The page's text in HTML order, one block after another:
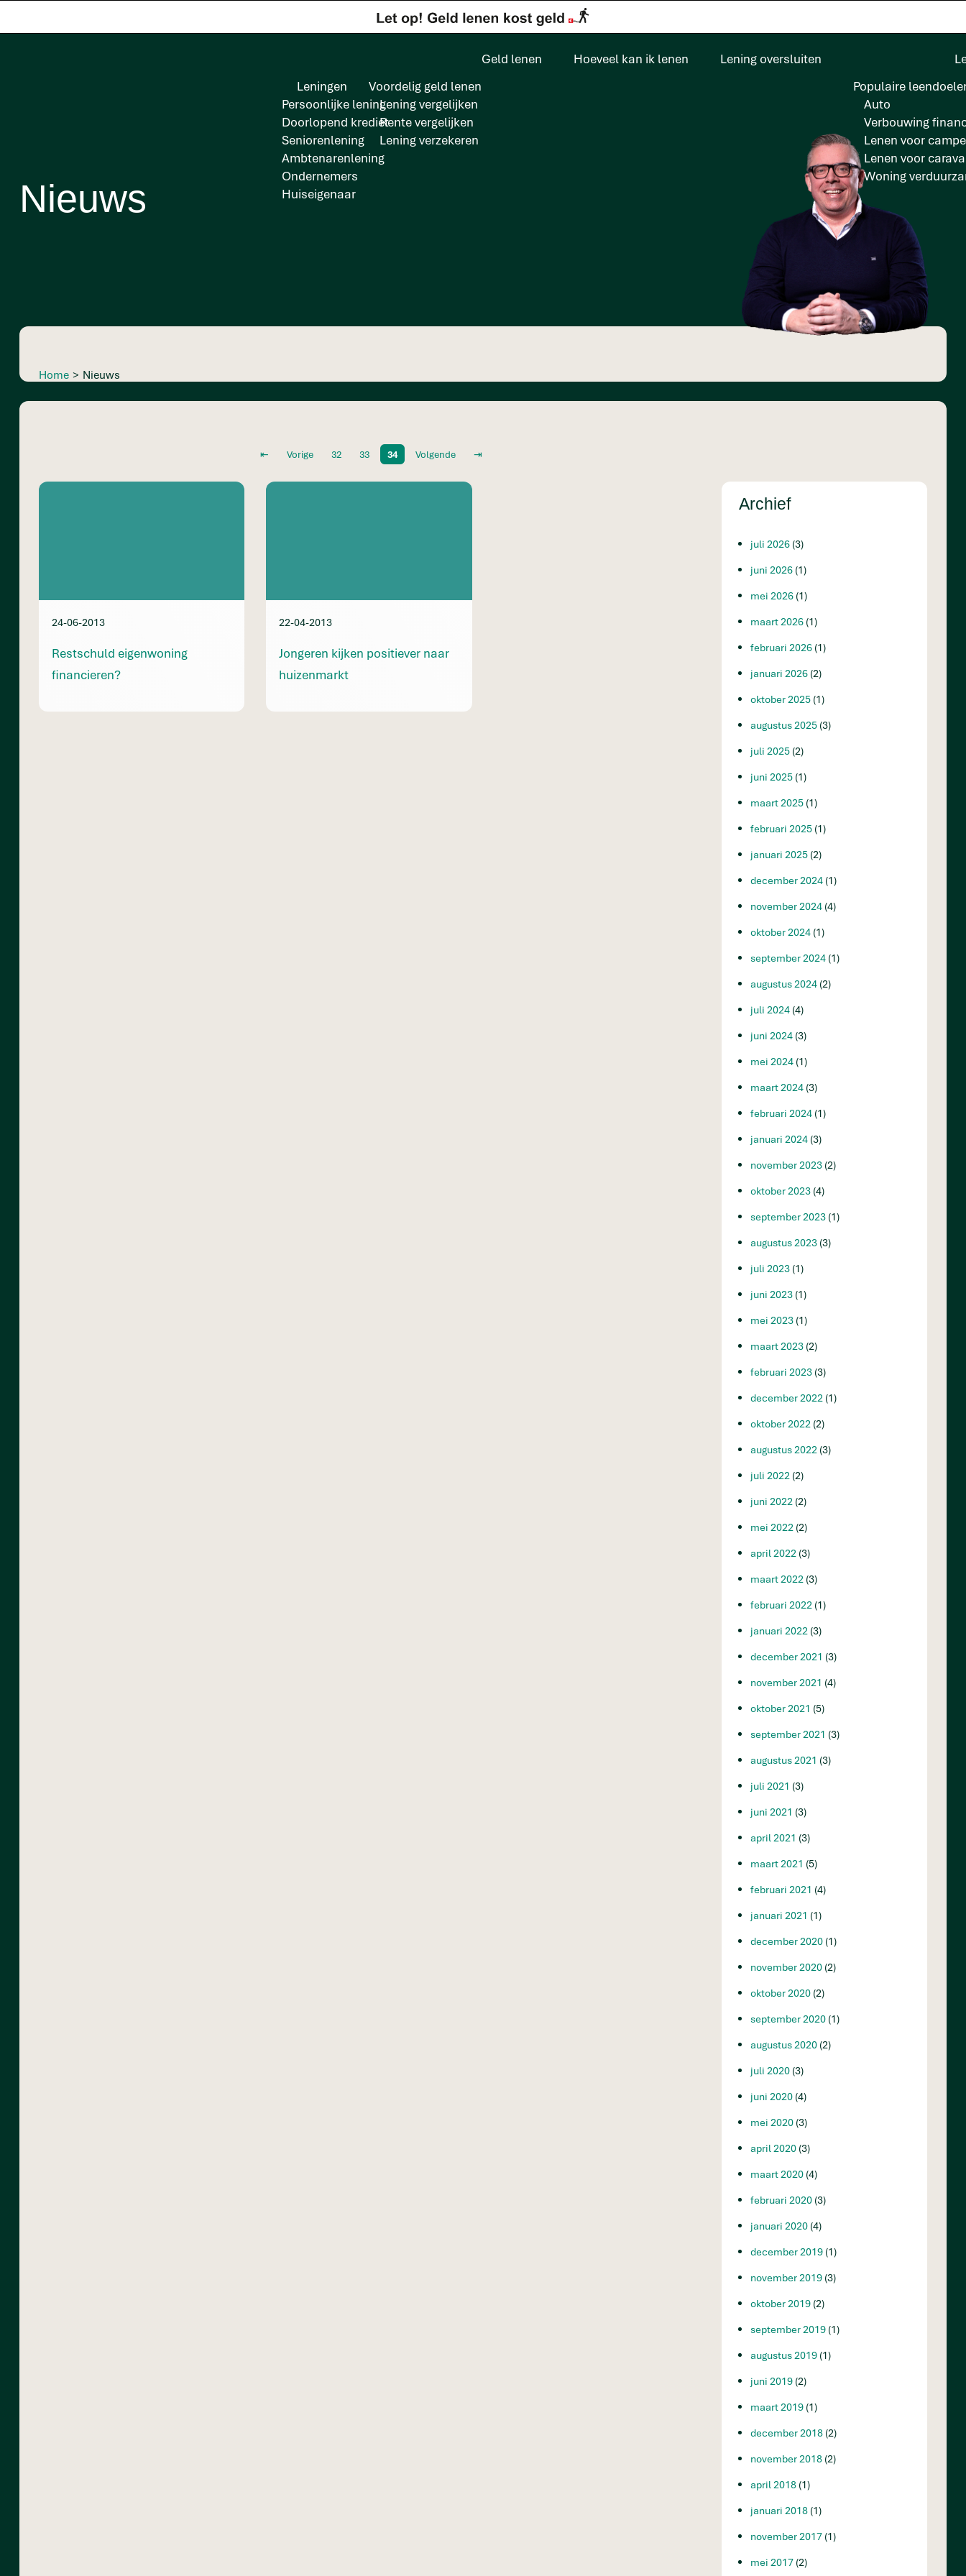
Geld lenen
Leningen
Persoonlijke lening
Doorlopend krediet
Seniorenlening
Ambtenarenlening
Ondernemers
Huiseigenaar
Voordelig geld lenen
Lening vergelijken
Rente vergelijken
Lening verzekeren
Hoeveel kan ik lenen Lening oversluiten
Populaire
Auto
Verbouwing
Lenen voor
Lenen voor
Woning
Nieuws
Home > Nieuws
⇤ Vorige 32 33 34 Volgende ⇥
24-06-2013
Restschuld eigenwoning
financieren?
22-04-2013
Jongeren kijken positiever naar
huizenmarkt
Archief
juli 2026 (3)
juni 2026 (1)
mei 2026 (1)
maart 2026 (1)
februari 2026 (1)
januari 2026 (2)
oktober 2025 (1)
augustus 2025 (3)
juli 2025 (2)
juni 2025 (1)
maart 2025 (1)
februari 2025 (1)
januari 2025 (2)
december 2024 (1)
november 2024 (4)
oktober 2024 (1)
september 2024 (1)
augustus 2024 (2)
juli 2024 (4)
juni 2024 (3)
mei 2024 (1)
maart 2024 (3)
februari 2024 (1)
januari 2024 (3)
november 2023 (2)
oktober 2023 (4)
september 2023 (1)
augustus 2023 (3)
juli 2023 (1)
juni 2023 (1)
mei 2023 (1)
maart 2023 (2)
februari 2023 (3)
december 2022 (1)
oktober 2022 (2)
augustus 2022 (3)
juli 2022 (2)
juni 2022 (2)
mei 2022 (2)
april 2022 (3)
maart 2022 (3)
februari 2022 (1)
januari 2022 (3)
december 2021 (3)
november 2021 (4)
oktober 2021 (5)
september 2021 (3)
augustus 2021 (3)
juli 2021 (3)
juni 2021 (3)
april 2021 (3)
maart 2021 (5)
februari 2021 (4)
januari 2021 (1)
december 2020 (1)
november 2020 (2)
oktober 2020 (2)
september 2020 (1)
augustus 2020 (2)
juli 2020 (3)
juni 2020 (4)
mei 2020 (3)
april 2020 (3)
maart 2020 (4)
februari 2020 (3)
januari 2020 (4)
december 2019 (1)
november 2019 (3)
oktober 2019 (2)
september 2019 (1)
augustus 2019 (1)
juni 2019 (2)
maart 2019 (1)
december 2018 (2)
november 2018 (2)
april 2018 (1)
januari 2018 (1)
november 2017 (1)
mei 2017 (2)